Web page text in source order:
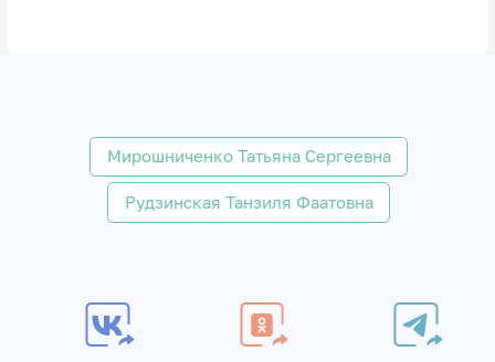
Мирошниченко Татьяна Сергеевна
Рудзинская Танзиля Фаатовна